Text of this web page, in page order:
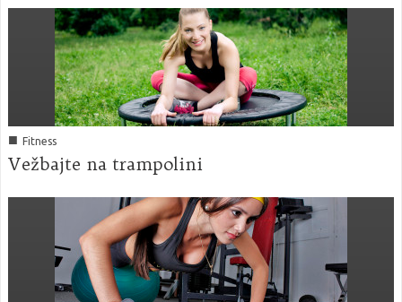
■ Fitness
Vežbajte na trampolini